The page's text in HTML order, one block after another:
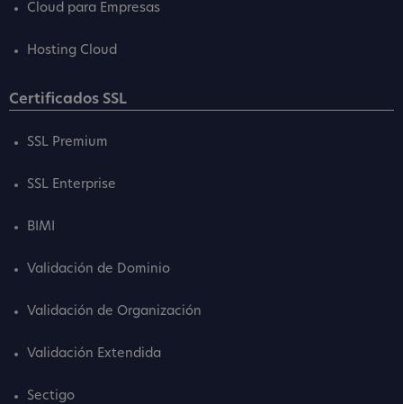
Cloud para Empresas
Hosting Cloud
Certificados SSL
SSL Premium
SSL Enterprise
BIMI
Validación de Dominio
Validación de Organización
Validación Extendida
Sectigo